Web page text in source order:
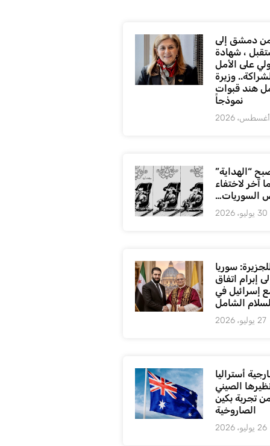
دمشق إلى
، شهادة
على الأمل
وزيرة
هند قبوات
نموذجاً
“الهداية”
آخر لاختفاء
السوريات…
30 يوليو، 2026
سوريا
إبرام اتفاق
إسرائيل في
الشامل
27 يوليو، 2026
أستراليا
الصيني
تجربة بكين
الصاروخية
26 يوليو، 2026